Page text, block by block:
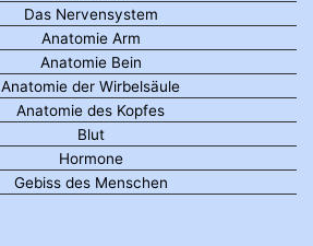
Das Nervensystem
Anatomie Arm
Anatomie Bein
Anatomie der Wirbelsäule
Anatomie des Kopfes
Blut
Hormone
Gebiss des Menschen